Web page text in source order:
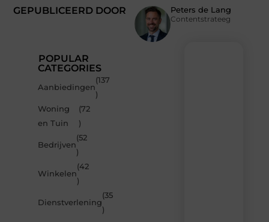
GEPUBLICEERD DOOR Peters de Lang
Contentstrateeg
POPULAR
CATEGORIES
Aanbiedingen
(137
)
Woning
en Tuin
(72
)
Bedrijven
(52
)
Winkelen
(42
)
Dienstverlening
(35
)